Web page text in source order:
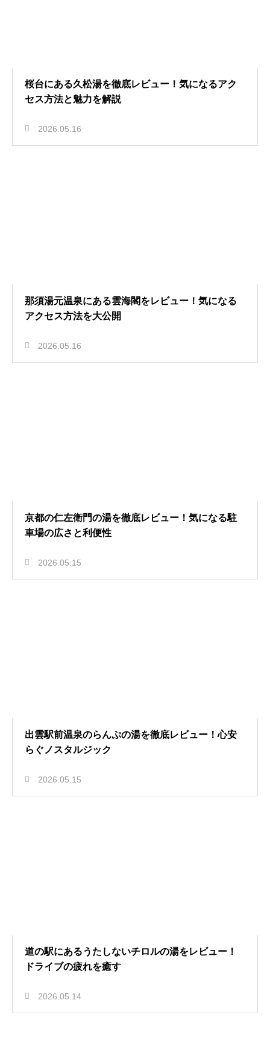
桜台にある久松湯を徹底レビュー！気になるアク
セス方法と魅力を解説
2026.05.16
那須湯元温泉にある雲海閣をレビュー！気になる
アクセス方法を大公開
2026.05.16
京都の仁左衛門の湯を徹底レビュー！気になる駐
車場の広さと利便性
2026.05.15
出雲駅前温泉のらんぷの湯を徹底レビュー！心安
らぐノスタルジック
2026.05.15
道の駅にあるうたしないチロルの湯をレビュー！
ドライブの疲れを癒す
2026.05.14